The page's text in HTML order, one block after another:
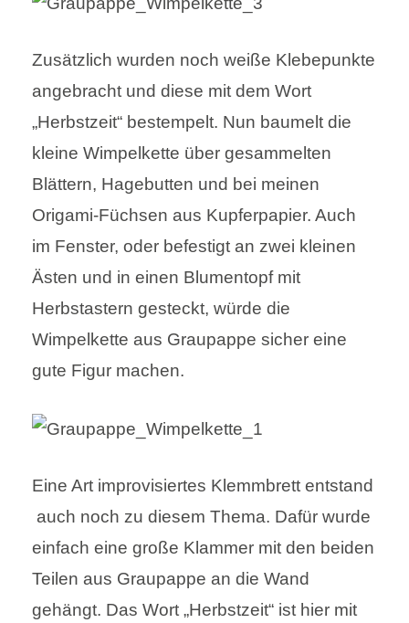
Zusätzlich wurden noch weiße Klebepunkte
angebracht und diese mit dem Wort
„Herbstzeit“ bestempelt. Nun baumelt die
kleine Wimpelkette über gesammelten
Blättern, Hagebutten und bei meinen
Origami-Füchsen aus Kupferpapier. Auch
im Fenster, oder befestigt an zwei kleinen
Ästen und in einen Blumentopf mit
Herbstastern gesteckt, würde die
Wimpelkette aus Graupappe sicher eine
gute Figur machen.
Eine Art improvisiertes Klemmbrett entstand
auch noch zu diesem Thema. Dafür wurde
einfach eine große Klammer mit den beiden
Teilen aus Graupappe an die Wand
gehängt. Das Wort „Herbstzeit“ ist hier mit